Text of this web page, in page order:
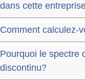
dans cette
Comment calculez-
Pourquoi le spectre
discontinu?